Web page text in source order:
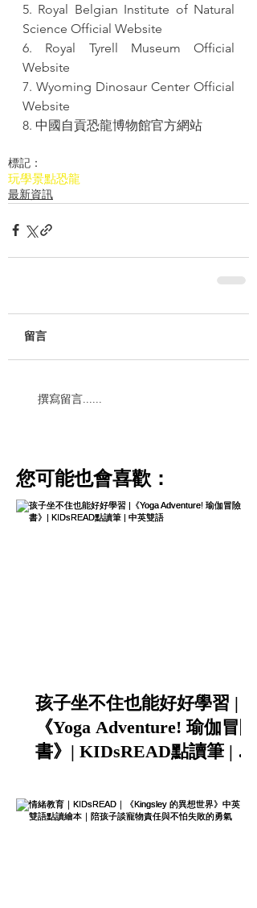
5. Royal Belgian Institute of Natural
Science Official Website
6. Royal Tyrell Museum Official
Website
7. Wyoming Dinosaur Center Official
Website
8. 中國自貢恐龍博物館官方網站
標記：
玩學景點恐龍
最新資訊
留言
撰寫留言......
​您可能也會喜歡：
孩子坐不住也能好好學習 |
《Yoga Adventure! 瑜伽冒險
書》| KIDsREAD點讀筆 | 中